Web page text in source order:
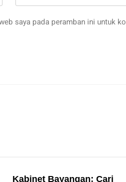
saya pada peramban ini untuk
Kabinet Bayangan: Cari